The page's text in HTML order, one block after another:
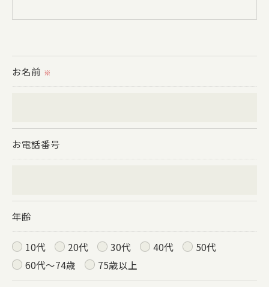
られた場合を除き、
＜個人情報の安全管理＞
当社では、個人情報の漏洩等がなされないよう、適
切に安全管理対策を実施します。
お名前 ※
お電話番号
年齢
10代 20代 30代 40代
50代
60代～74歳
75歳以上